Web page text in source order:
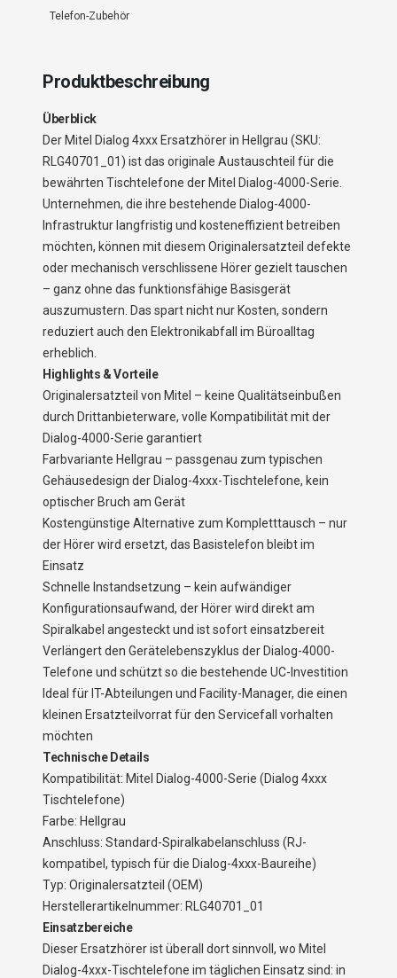
Telefon-Zubehör
Produktbeschreibung
Überblick
Der Mitel Dialog 4xxx Ersatzhörer in Hellgrau (SKU:
RLG40701_01) ist das originale Austauschteil für die
bewährten Tischtelefone der Mitel Dialog-4000-Serie.
Unternehmen, die ihre bestehende Dialog-4000-
Infrastruktur langfristig und kosteneffizient betreiben
möchten, können mit diesem Originalersatzteil defekte
oder mechanisch verschlissene Hörer gezielt tauschen
– ganz ohne das funktionsfähige Basisgerät
auszumustern. Das spart nicht nur Kosten, sondern
reduziert auch den Elektronikabfall im Büroalltag
erheblich.
Highlights & Vorteile
Originalersatzteil von Mitel – keine Qualitätseinbußen
durch Drittanbieterware, volle Kompatibilität mit der
Dialog-4000-Serie garantiert
Farbvariante Hellgrau – passgenau zum typischen
Gehäusedesign der Dialog-4xxx-Tischtelefone, kein
optischer Bruch am Gerät
Kostengünstige Alternative zum Kompletttausch – nur
der Hörer wird ersetzt, das Basistelefon bleibt im
Einsatz
Schnelle Instandsetzung – kein aufwändiger
Konfigurationsaufwand, der Hörer wird direkt am
Spiralkabel angesteckt und ist sofort einsatzbereit
Verlängert den Gerätelebenszyklus der Dialog-4000-
Telefone und schützt so die bestehende UC-Investition
Ideal für IT-Abteilungen und Facility-Manager, die einen
kleinen Ersatzteilvorrat für den Servicefall vorhalten
möchten
Technische Details
Kompatibilität: Mitel Dialog-4000-Serie (Dialog 4xxx
Tischtelefone)
Farbe: Hellgrau
Anschluss: Standard-Spiralkabelanschluss (RJ-
kompatibel, typisch für die Dialog-4xxx-Baureihe)
Typ: Originalersatzteil (OEM)
Herstellerartikelnummer: RLG40701_01
Einsatzbereiche
Dieser Ersatzhörer ist überall dort sinnvoll, wo Mitel
Dialog-4xxx-Tischtelefone im täglichen Einsatz sind: in